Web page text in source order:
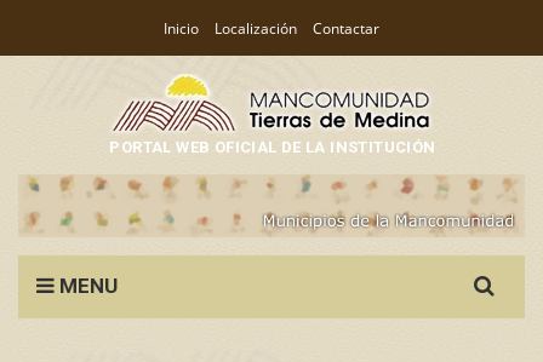
Inicio Localización Contactar
PORTAL WEB OFICIAL DE LA INSTITUCIÓN
MENU
for: